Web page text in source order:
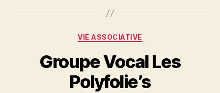
Catégories
VIE ASSOCIATIVE
Groupe Vocal Les
Polyfolie’s